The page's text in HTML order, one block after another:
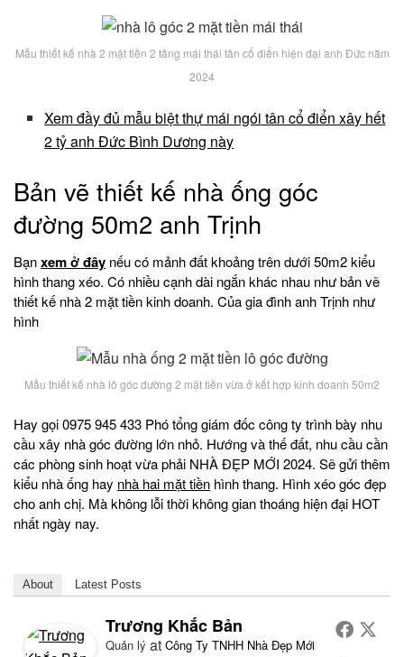
Mẫu thiết kế nhà 2 mặt tiền 2 tầng mái thái tân cổ điển hiện đại anh Đức năm
2024
Xem đầy đủ mẫu biệt thự mái ngói tân cổ điển xây hết
2 tỷ anh Đức Bình Dương này
Bản vẽ thiết kế nhà ống góc
đường 50m2 anh Trịnh
Bạnxem ở đây nếu có mảnh đất khoảng trên dưới 50m2 kiểu
hình thang xéo. Có nhiều cạnh dài ngắn khác nhau như bản vẽ
thiết kế nhà 2 mặt tiền kinh doanh. Của gia đình anh Trịnh như
hình
Mẫu thiết kế nhà lô góc đường 2 mặt tiền vừa ở kết hợp kinh doanh 50m2
Hay gọi 0975 945 433 Phó tổng giám đốc công ty trình bày nhu
cầu xây nhà góc đường lớn nhỏ. Hướng và thế đất, nhu cầu cần
các phòng sinh hoạt vừa phải NHÀ ĐẸP MỚI 2024. Sẽ gửi thêm
kiểu nhà ống hay nhà hai mặt tiền hình thang. Hình xéo góc đẹp
cho anh chị. Mà không lỗi thời không gian thoáng hiện đại HOT
nhất ngày nay.
About Latest Posts
Trương Khắc Bản
Quản lý at Công Ty TNHH Nhà Đẹp Mới